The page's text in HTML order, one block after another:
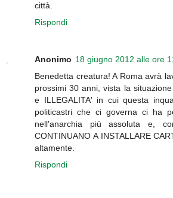
città.
Rispondi
Anonimo 18 giugno 2012 alle ore
Benedetta creatura! A Roma avrà
prossimi 30 anni, vista la
e ILLEGALITA' in cui questa
politicastri che ci governa ci ha
nell'anarchia più assoluta e,
CONTINUANO A INSTALLARE
altamente.
Rispondi